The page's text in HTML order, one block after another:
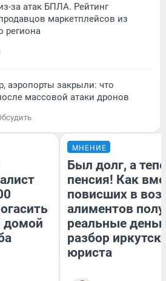
за атак БПЛА. Рейтинг
маркетплейсов из
региона
аэропорты закрыли: что
массовой атаки дронов
домой
МНЕНИЕ
Был долг, а
пенсия! Как
повисших в
алиментов
реальные
разбор
юриста